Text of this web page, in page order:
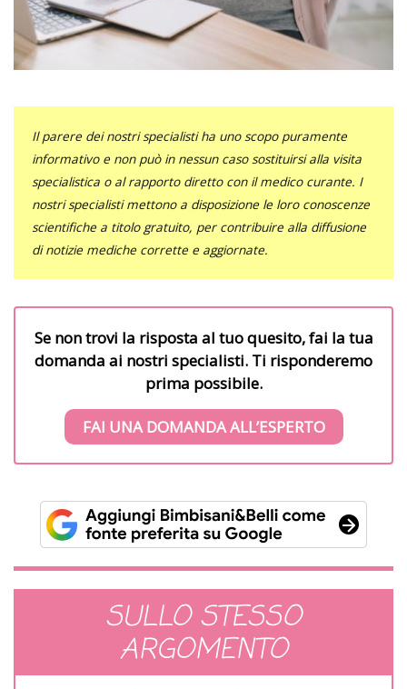
Il parere dei nostri specialisti ha uno scopo puramente
informativo e non può in nessun caso sostituirsi alla visita
specialistica o al rapporto diretto con il medico curante. I
nostri specialisti mettono a disposizione le loro conoscenze
scientifiche a titolo gratuito, per contribuire alla diffusione
di notizie mediche corrette e aggiornate.
Se non trovi la risposta al tuo quesito, fai la tua
domanda ai nostri specialisti. Ti risponderemo
prima possibile.
FAI UNA DOMANDA ALL’ESPERTO
SULLO STESSO
ARGOMENTO